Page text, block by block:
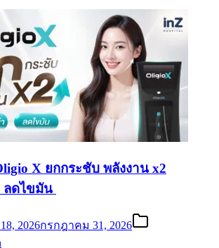
X ยกกระชับ พลังงาน x2
ลดไขมัน
2026กรกฎาคม 31, 2026